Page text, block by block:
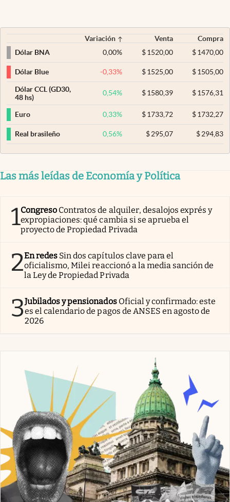
Variación Venta
Compra
Dólar BNA
0,00% $ 1520,00 $1470,00
Dólar Blue -0,33% $ 1525,00 $1505,00
Dólar CCL (GD30,
48 hs)
0,54% $ 1580,39 $1576,31
Euro 0,33% $ 1733,72 $1732,27
Real brasileño 0,56% $ 295,07 $294,83
Las más leídas de Economía y Política
1Congreso Contratos de alquiler, desalojos exprés y
expropiaciones: qué cambia si se aprueba el
proyecto de Propiedad Privada
2En redes Sin dos capítulos clave para el
oficialismo, Milei reaccionó a la media sanción de
la Ley de Propiedad Privada
3Jubilados y pensionados Oficial y confirmado: este
es el calendario de pagos de ANSES en agosto de
2026